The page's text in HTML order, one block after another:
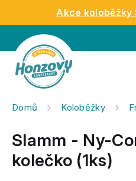
obsah
Akce koloběžky
Domů Koloběžky
Slamm - Ny-
kolečko (1ks)